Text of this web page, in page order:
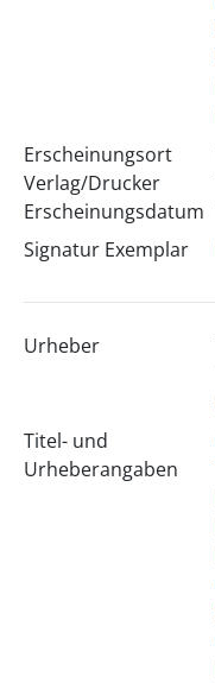
Erscheinungsort
Verlag/Drucker
Erscheinungsdatum
Signatur Exemplar
Urheber
Titel- und
Urheberangaben